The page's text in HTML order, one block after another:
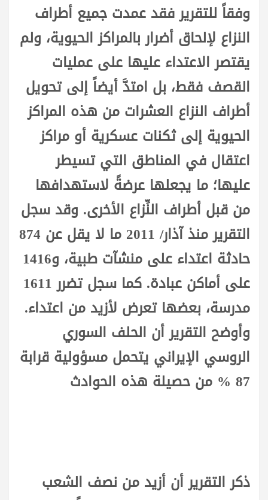
وفقاً للتقرير فقد عمدت جميع أطراف
النزاع لإلحاق أضرار بالمراكز الحيوية، ولم
يقتصر الاعتداء عليها على عمليات
القصف فقط، بل امتدَّ أيضاً إلى تحويل
أطراف النزاع العشرات من هذه المراكز
الحيوية إلى ثكنات عسكرية أو مراكز
اعتقال في المناطق التي تسيطر
عليها؛ ما يجعلها عرضةً لاستهدافها
من قبل أطراف النِّزاع الأخرى. وقد سجل
التقرير منذ آذار/ 2011 ما لا يقل عن 874
حادثة اعتداء على منشآت طبية، و1416
على أماكن عبادة. كما سجل تضرر 1611
مدرسة، بعضها تعرض لأزيد من اعتداء.
وأوضح التقرير أن الحلف السوري
الروسي الإيراني يتحمل مسؤولية قرابة
87 % من حصيلة هذه الحوادث
ذكر التقرير أن أزيد من نصف الشعب